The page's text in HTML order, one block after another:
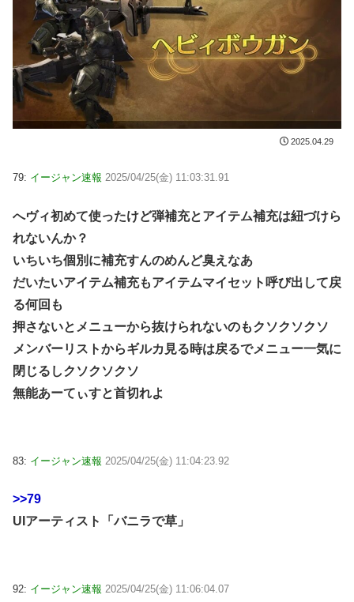
2025.04.29
79: イージャン速報 2025/04/25(金) 11:03:31.91
へヴィ初めて使ったけど弾補充とアイテム補充は紐づけら
れないんか？
いちいち個別に補充すんのめんど臭えなあ
だいたいアイテム補充もアイテムマイセット呼び出して戻
る何回も
押さないとメニューから抜けられないのもクソクソクソ
メンバーリストからギルカ見る時は戻るでメニュー一気に
閉じるしクソクソクソ
無能あーてぃすと首切れよ
83: イージャン速報 2025/04/25(金) 11:04:23.92
>>79
UIアーティスト「バニラで草」
92: イージャン速報 2025/04/25(金) 11:06:04.07